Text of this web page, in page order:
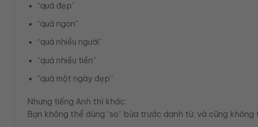
“quá đẹp”
“quá ngon”
“quá nhiều người”
“quá nhiều tiền”
“quá một ngày đẹp”
Nhưng tiếng Anh thì khác:
Bạn không thể dùng “so” bừa trước danh từ, và cũng